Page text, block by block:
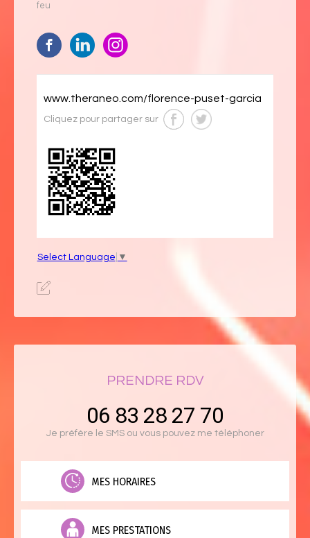
feu
www.theraneo.com/florence-puset-garcia
Cliquez pour partager sur
Select Language ▼
PRENDRE RDV
06 83 28 27 70
Je préfère le SMS ou vous pouvez me téléphoner
MES HORAIRES
MES PRESTATIONS